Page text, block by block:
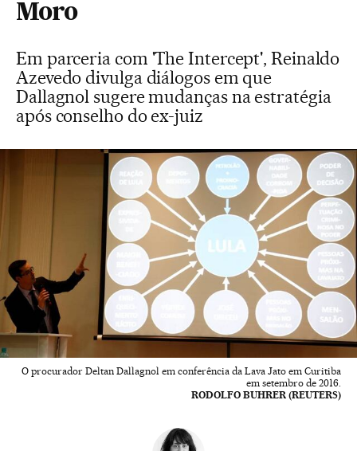
Moro
Em parceria com 'The Intercept', Reinaldo
Azevedo divulga diálogos em que
Dallagnol sugere mudanças na estratégia
após conselho do ex-juiz
O procurador Deltan Dallagnol em conferência da Lava Jato em Curitiba
em setembro de 2016.
RODOLFO BUHRER (REUTERS)